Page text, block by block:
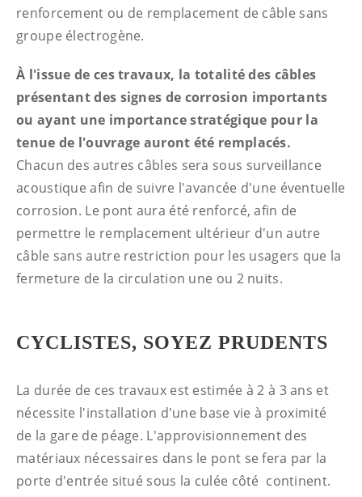
renforcement ou de remplacement de câble sans
groupe électrogène.
À l'issue de ces travaux, la totalité des câbles
présentant des signes de corrosion importants
ou ayant une importance stratégique pour la
tenue de l'ouvrage auront été remplacés.
Chacun des autres câbles sera sous surveillance
acoustique afin de suivre l'avancée d'une éventuelle
corrosion. Le pont aura été renforcé, afin de
permettre le remplacement ultérieur d'un autre
câble sans autre restriction pour les usagers que la
fermeture de la circulation une ou 2 nuits.
CYCLISTES, SOYEZ PRUDENTS
La durée de ces travaux est estimée à 2 à 3 ans et
nécessite l'installation d'une base vie à proximité
de la gare de péage. L'approvisionnement des
matériaux nécessaires dans le pont se fera par la
porte d'entrée situé sous la culée côté continent.